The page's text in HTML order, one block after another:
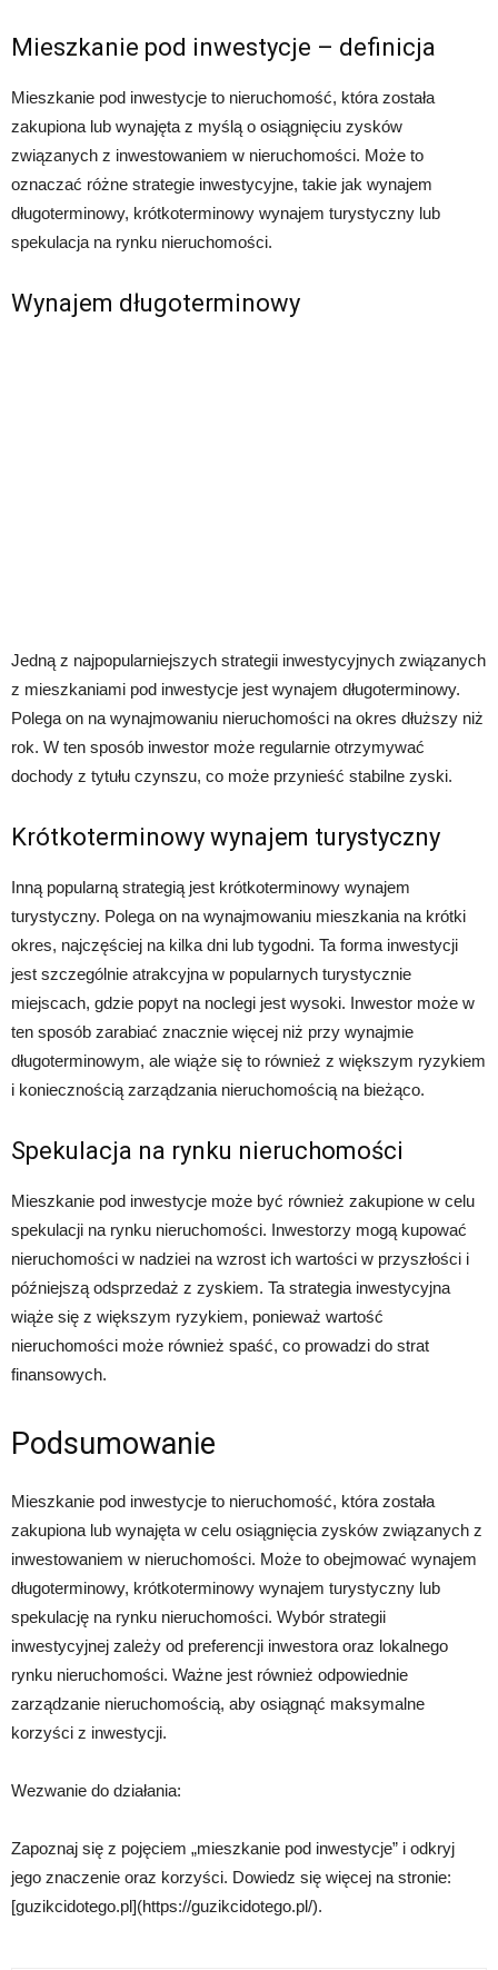
Mieszkanie pod inwestycje – definicja
Mieszkanie pod inwestycje to nieruchomość, która została
zakupiona lub wynajęta z myślą o osiągnięciu zysków
związanych z inwestowaniem w nieruchomości. Może to
oznaczać różne strategie inwestycyjne, takie jak wynajem
długoterminowy, krótkoterminowy wynajem turystyczny lub
spekulacja na rynku nieruchomości.
Wynajem długoterminowy
Jedną z najpopularniejszych strategii inwestycyjnych związanych
z mieszkaniami pod inwestycje jest wynajem długoterminowy.
Polega on na wynajmowaniu nieruchomości na okres dłuższy niż
rok. W ten sposób inwestor może regularnie otrzymywać
dochody z tytułu czynszu, co może przynieść stabilne zyski.
Krótkoterminowy wynajem turystyczny
Inną popularną strategią jest krótkoterminowy wynajem
turystyczny. Polega on na wynajmowaniu mieszkania na krótki
okres, najczęściej na kilka dni lub tygodni. Ta forma inwestycji
jest szczególnie atrakcyjna w popularnych turystycznie
miejscach, gdzie popyt na noclegi jest wysoki. Inwestor może w
ten sposób zarabiać znacznie więcej niż przy wynajmie
długoterminowym, ale wiąże się to również z większym ryzykiem
i koniecznością zarządzania nieruchomością na bieżąco.
Spekulacja na rynku nieruchomości
Mieszkanie pod inwestycje może być również zakupione w celu
spekulacji na rynku nieruchomości. Inwestorzy mogą kupować
nieruchomości w nadziei na wzrost ich wartości w przyszłości i
późniejszą odsprzedaż z zyskiem. Ta strategia inwestycyjna
wiąże się z większym ryzykiem, ponieważ wartość
nieruchomości może również spaść, co prowadzi do strat
finansowych.
Podsumowanie
Mieszkanie pod inwestycje to nieruchomość, która została
zakupiona lub wynajęta w celu osiągnięcia zysków związanych z
inwestowaniem w nieruchomości. Może to obejmować wynajem
długoterminowy, krótkoterminowy wynajem turystyczny lub
spekulację na rynku nieruchomości. Wybór strategii
inwestycyjnej zależy od preferencji inwestora oraz lokalnego
rynku nieruchomości. Ważne jest również odpowiednie
zarządzanie nieruchomością, aby osiągnąć maksymalne
korzyści z inwestycji.
Wezwanie do działania:
Zapoznaj się z pojęciem „mieszkanie pod inwestycje” i odkryj
jego znaczenie oraz korzyści. Dowiedz się więcej na stronie:
[guzikcidotego.pl](https://guzikcidotego.pl/).